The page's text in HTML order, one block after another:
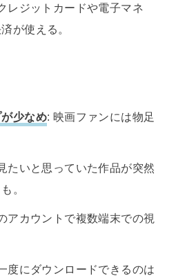
レジットカードや電子マネ
が使える。
少なめ: 映画ファンには物足
たいと思っていた作品が突然
。
アカウントで複数端末での視
度にダウンロードできるのは